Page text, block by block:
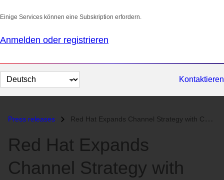
Einige Services können eine Subskription erfordern.
Anmelden oder registrieren
Sprache
auswählen
Kontaktieren
Press releases Red Hat Expands Channel Strategy with Certified Service Provider Progr...
Red Hat Expands
Channel Strategy with